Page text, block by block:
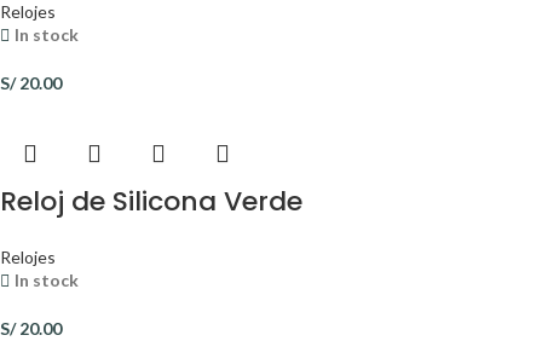
Relojes
In stock
S/20.00
Reloj de Silicona Verde
Relojes
In stock
S/20.00